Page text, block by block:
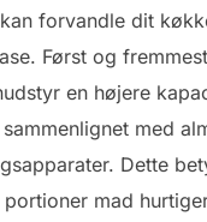
forvandle dit
Først og
en højere
med
Dette
mad